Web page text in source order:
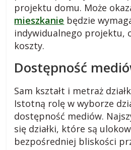
a
r
o
d
z
projektu domu. Może
mieszkanie będzie
indywidualnego projektu,
koszty.
Dostępność
Sam kształt i metraż
Istotną rolę w wyborze
dostępność mediów.
się działki, które są
bezpośredniej bliskości